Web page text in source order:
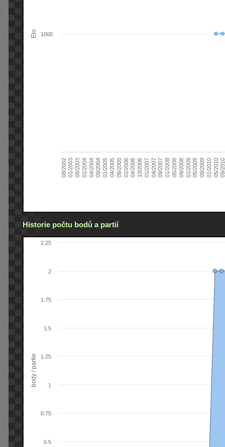
Elo
08/200201/200308/200301/200404/200409/200401/200504/200509/200501/200604/200610/200601/200704/200709/200701/200805/200809/200801/200905/200909/200901/201005/201009/
1000
Historie počtu bodů a partií
body / partie
0.5
0.75
1
1.25
1.5
1.75
2
2.25